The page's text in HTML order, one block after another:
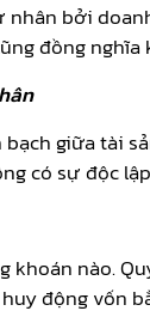
bởi
đồng
giữa tài
có sự độc
nào.
động vốn